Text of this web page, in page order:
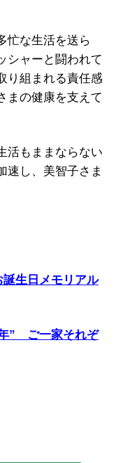
忙な生活を送ら
シャーと闘われて
り組まれる責任感
まの健康を支えて
活もままならない
速し、美智子さま
生日メモリアル
” ご一家それぞ